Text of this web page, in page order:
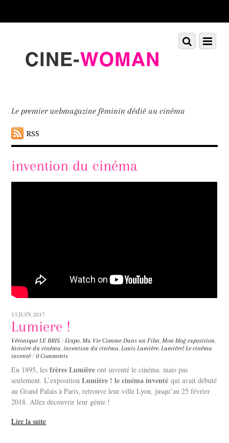
down
Le premier webmagazine féminin dédié au cinéma
RSS
Menu
Scroll
down
invention du cinéma
13 JUIN 2017
Lumiere !
Véronique LE BRIS / L'expo,Ma Vie Comme Dans un Film,Mon blog exposition,
histoire du cinéma, invention du cinéma,Louis Lumière,Lumière! Le cinéma
inventé / 0 Comments
En 1895, lesfrères Lumière ont inventé le cinéma. mais pas
seulement. L’expositionLumière ! le cinéma inventé qui avait débuté
au Grand Palais à Paris, retrouve leur ville Lyon, jusqu’au 25 février
2018. Allez découvrir leur génie !
Lire la suite